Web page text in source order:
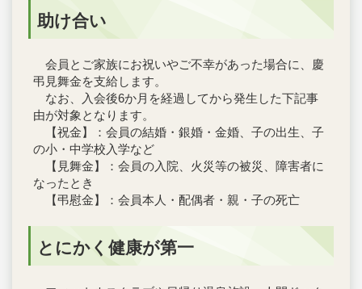
助け合い
会員とご家族にお祝いやご不幸があった場合に、慶
弔見舞金を支給します。
なお、入会後6か月を経過してから発生した下記事
由が対象となります。
【祝金】：会員の結婚・銀婚・金婚、子の出生、子
の小・中学校入学など
【見舞金】：会員の入院、火災等の被災、障害者に
なったとき
【弔慰金】：会員本人・配偶者・親・子の死亡
とにかく健康が第一